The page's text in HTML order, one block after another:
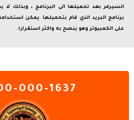
السيرفر بعد تحميلها الى البرنامج ، وبذلك
برنامج البريد الذي قام بتحميلها. يمكن
على الكمبيوتر وهو ينصح به واكثر استقرارا.
000-1637